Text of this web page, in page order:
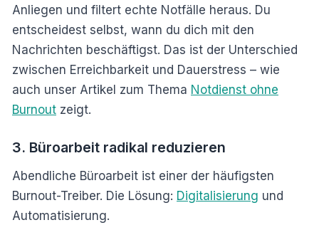
Anliegen und filtert echte Notfälle heraus. Du
entscheidest selbst, wann du dich mit den
Nachrichten beschäftigst. Das ist der Unterschied
zwischen Erreichbarkeit und Dauerstress – wie
auch unser Artikel zum Thema Notdienst ohne
Burnout zeigt.
3. Büroarbeit radikal reduzieren
Abendliche Büroarbeit ist einer der häufigsten
Burnout-Treiber. Die Lösung: Digitalisierung und
Automatisierung.